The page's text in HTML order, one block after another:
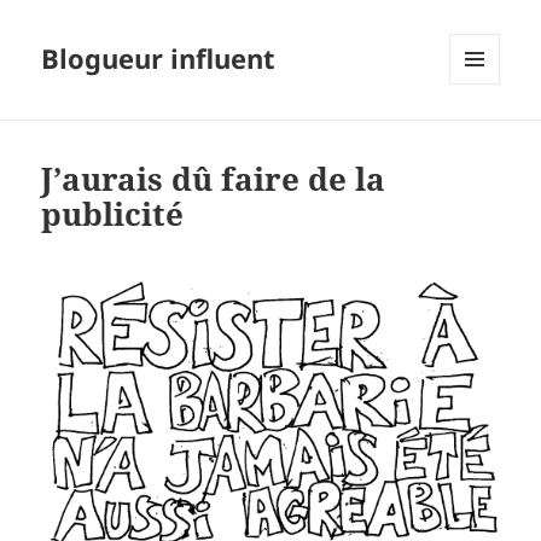
Blogueur influent
J’aurais dû faire de la
publicité